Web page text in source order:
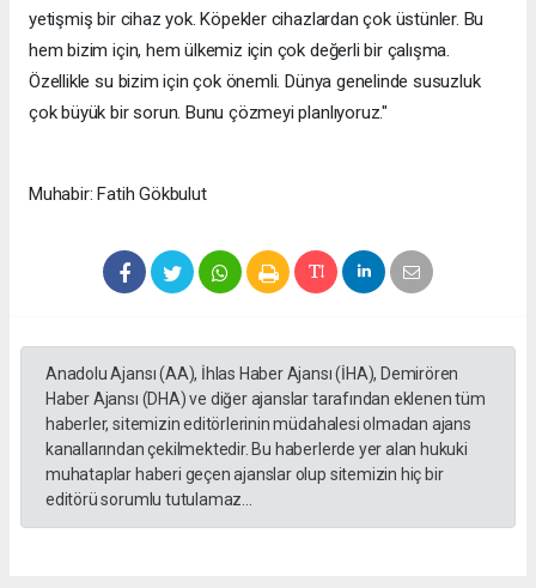
yetişmiş bir cihaz yok. Köpekler cihazlardan çok üstünler. Bu
hem bizim için, hem ülkemiz için çok değerli bir çalışma.
Özellikle su bizim için çok önemli. Dünya genelinde susuzluk
çok büyük bir sorun. Bunu çözmeyi planlıyoruz."
Muhabir: Fatih Gökbulut
Anadolu Ajansı (AA), İhlas Haber Ajansı (İHA), Demirören
Haber Ajansı (DHA) ve diğer ajanslar tarafından eklenen tüm
haberler, sitemizin editörlerinin müdahalesi olmadan ajans
kanallarından çekilmektedir. Bu haberlerde yer alan hukuki
muhataplar haberi geçen ajanslar olup sitemizin hiç bir
editörü sorumlu tutulamaz...